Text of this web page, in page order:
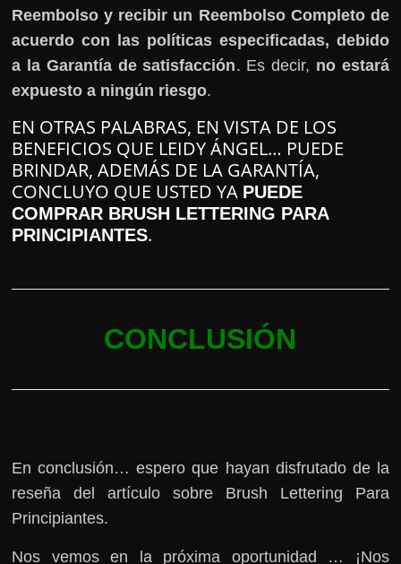
Reembolso y recibir un Reembolso Completo de
acuerdo con las políticas especificadas, debido
a la Garantía de satisfacción. Es decir, no estará
expuesto a ningún riesgo.
EN OTRAS PALABRAS, EN VISTA DE LOS
BENEFICIOS QUE LEIDY ÁNGEL… PUEDE
BRINDAR, ADEMÁS DE LA GARANTÍA,
CONCLUYO QUE USTED YA PUEDE
COMPRAR BRUSH LETTERING PARA
PRINCIPIANTES.
CONCLUSIÓN
En conclusión… espero que hayan disfrutado de la
reseña del artículo sobre Brush Lettering Para
Principiantes.
Nos vemos en la próxima oportunidad … ¡Nos